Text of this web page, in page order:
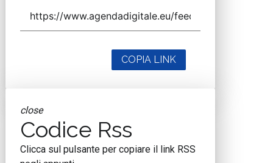
COPIA LINK
close
Codice Rss
Clicca sul pulsante per copiare il link RSS